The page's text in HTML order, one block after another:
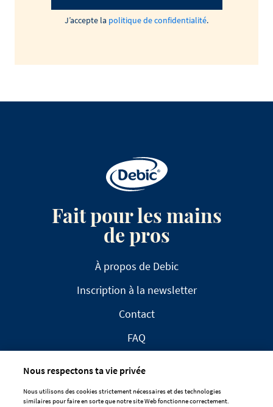
J’accepte la politique de confidentialité.
Fait pour les mains
de pros
À propos de Debic
Inscription à la newsletter
Contact
FAQ
Nous respectons ta vie privée
Nous utilisons des cookies strictement nécessaires et des technologies
similaires pour faire en sorte que notre site Web fonctionne correctement.